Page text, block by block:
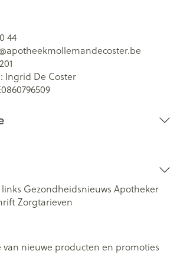
44
apotheekmollemandecoster.be
Ingrid De Coster
Gezondheidsnieuws Apotheker
Zorgtarieven
nieuwe producten en promoties